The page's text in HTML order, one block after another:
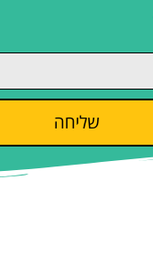
שליחה